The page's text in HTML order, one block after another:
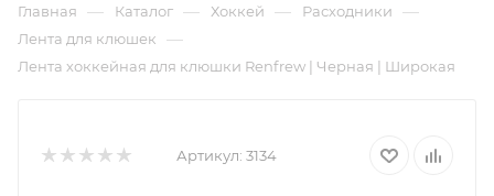
Главная — Каталог — Хоккей — Расходники —
Лента для клюшек —
Лента хоккейная для клюшки Renfrew | Черная | Широкая
Артикул: 3134